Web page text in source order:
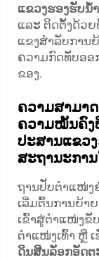
ແຂວງຮອງຮັບນ້
ແລະ ຕິດຕັ້ງດ້ວ
ແຂງສຳລັບການ
ຄວາມກົດທັບອອ
ຂອງ.
ຄວາມສາມາ
ຄວາມໝັ້ນຄົງ
ປະສານແຂວ
ສະຖານະການ
ຖານປັບຕຳແໜ່ງ
ເລີ່ມຕົ້ນການຍ້າ
ເຂົ້າສູ່ຕຳແໜ່ງຂັ
ຕຳແໜ່ງເທົ້າ ຫຼື
ດິນສີນລັອກອັດຕ